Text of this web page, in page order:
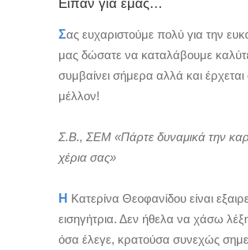
Είπαν για εμάς…
Σας ευχαριστούμε πολύ για την
μας δώσατε να καταλάβουμε
συμβαίνει σήμερα αλλά και έρχεται
μέλλον!
Σ.Β., ΣΕΜ «Πάρτε δυναμικά την
χέρια σας»
Η Κατερίνα Θεοφανίδου είναι
εισηγήτρια. Δεν ήθελα να χάσω
όσα έλεγε, κρατούσα συνεχώς